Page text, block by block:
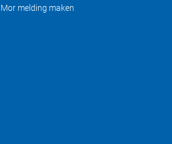
Mor melding maken